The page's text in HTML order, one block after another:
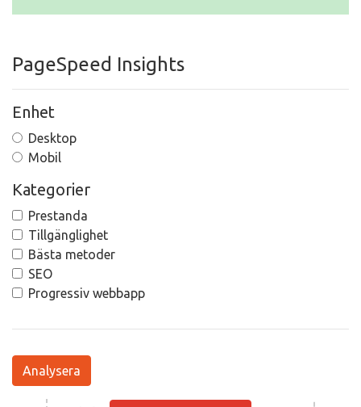
PageSpeed Insights
Enhet
Desktop
Mobil
Kategorier
Prestanda
Tillgänglighet
Bästa metoder
SEO
Progressiv webbapp
Analysera